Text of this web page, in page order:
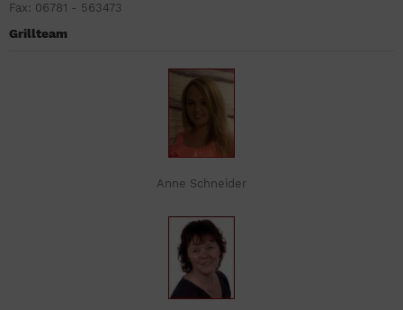
Fax: 06781 - 563473
Grillteam
Anne Schneider